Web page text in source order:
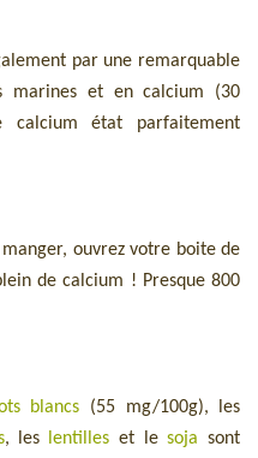
par une remarquable
marines et en calcium (30
calcium état parfaitement
manger, ouvrez votre boite de
de calcium ! Presque 800
blancs
(55 mg/100g), les
, les lentilles et le soja sont